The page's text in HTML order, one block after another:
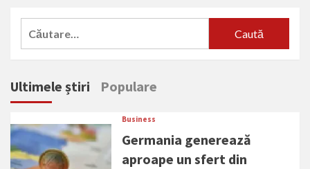
Caută
Ultimele știri Populare
Business
Germania generează
aproape un sfert din